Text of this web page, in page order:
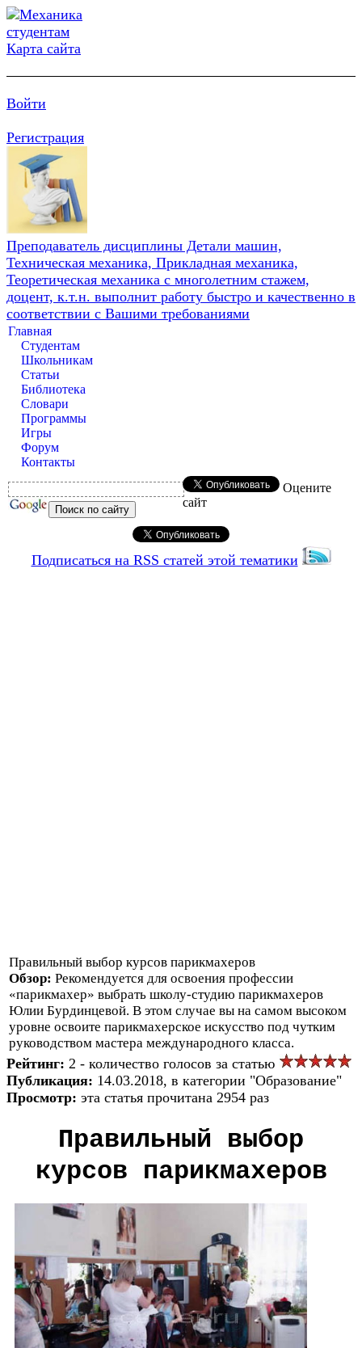
Карта сайта
Войти
Регистрация
Преподаватель дисциплины Детали машин,
Техническая механика, Прикладная механика,
Теоретическая механика с многолетним стажем,
доцент, к.т.н. выполнит работу быстро и качественно в
соответствии с Вашими требованиями
Главная
Студентам
Школьникам
Статьи
Библиотека
Словари
Программы
Игры
Форум
Контакты
Оцените
сайт
Подписаться на RSS статей этой тематики
Правильный выбор курсов парикмахеров
Обзор: Рекомендуется для освоения профессии
«парикмахер» выбрать школу-студию парикмахеров
Юлии Бурдинцевой. В этом случае вы на самом высоком
уровне освоите парикмахерское искусство под чутким
руководством мастера международного класса.
Рейтинг: 2 - количество голосов за статью
Публикация: 14.03.2018, в категории "Образование"
Просмотр: эта статья прочитана 2954 раз
Правильный выбор
курсов парикмахеров